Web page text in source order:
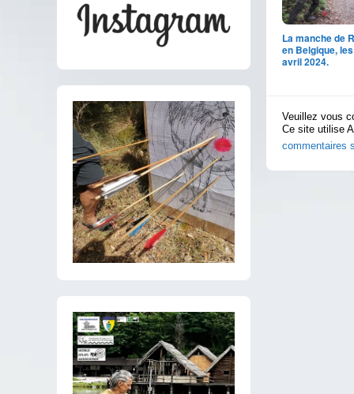
La manche de
en Belgique,
avril 2024.
Veuillez vous
Ce site utilise
commentaires